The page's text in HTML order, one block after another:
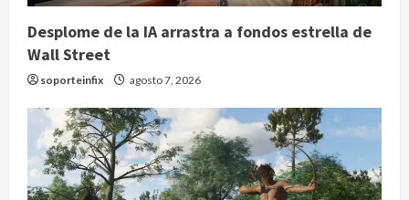
Desplome de la IA arrastra a fondos estrella de
Wall Street
soporteinfix agosto 7, 2026
Colombia despide al gobierno de
Gustavo Petro tras cuatro años de
promesas de cambio